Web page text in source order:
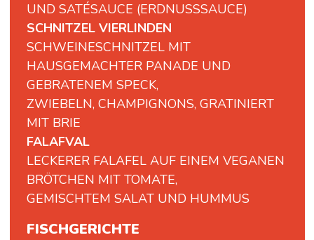
UND SATÉSAUCE (ERDNUSSSAUCE)
SCHNITZEL VIERLINDEN
SCHWEINESCHNITZEL MIT
HAUSGEMACHTER PANADE UND
GEBRATENEM SPECK,
ZWIEBELN, CHAMPIGNONS, GRATINIERT
MIT BRIE
FALAFVAL
LECKERER FALAFEL AUF EINEM VEGANEN
BRÖTCHEN MIT TOMATE,
GEMISCHTEM SALAT UND HUMMUS
FISCHGERICHTE